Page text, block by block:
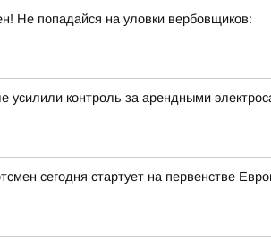
Не попадайся на уловки вербовщиков:
усилили контроль за арендными
сегодня стартует на первенстве